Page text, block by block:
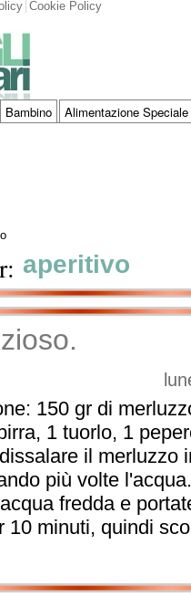
Cookie Policy
Bambino Alimentazione Speciale
aperitivo
150 gr di
1 tuorlo, 1
il merluzzo
più volte
fredda e
10 minuti, quindi